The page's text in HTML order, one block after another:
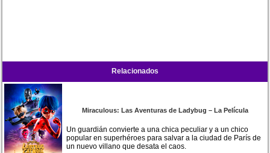
Relacionados
Miraculous: Las Aventuras de Ladybug – La Película
Un guardián convierte a una chica peculiar y a un chico
popular en superhéroes para salvar a la ciudad de París de
un nuevo villano que desata el caos.